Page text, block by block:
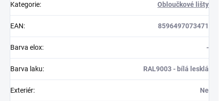
Kategorie: Obloučkové lišty
EAN: 8596497073471
Barva elox: -
Barva laku: RAL9003 - bílá lesklá
Exteriér: Ne